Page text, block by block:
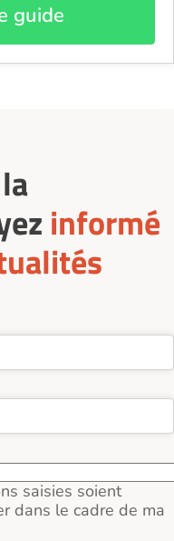
guide
informé
saisies soient
dans le cadre de ma